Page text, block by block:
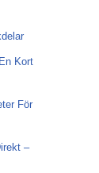
Kort
För
–